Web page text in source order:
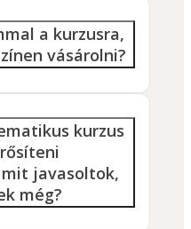
a kurzusra,
vásárolni?
kurzus
javasoltok,
még?